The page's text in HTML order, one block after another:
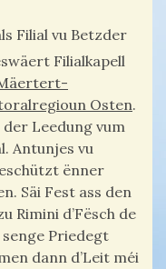
Filial vu Betzder
Filialkapell
Osten.
der Leedung vum
Antunjes vu
ënner
Säi Fest ass den
Rimini d’Fësch de
Priedegt
dann d’Leit méi